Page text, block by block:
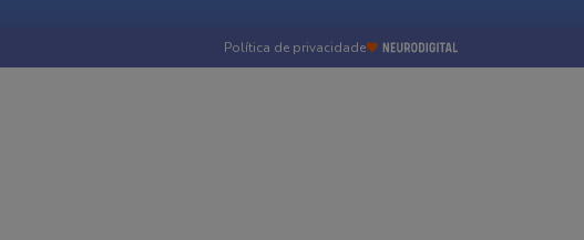
Política de privacidade